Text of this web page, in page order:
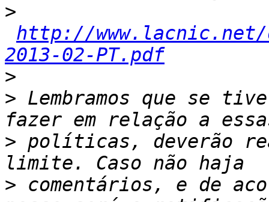
>
http://www.lacnic.net/
2013-02-PT.pdf
>
> Lembramos que se
> políticas, deverão
> comentários, e de